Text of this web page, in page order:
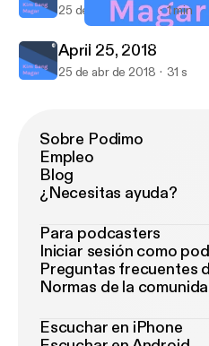
Kim Sang Magar
25 de abr de 2018 1 min
April 25, 2018
25 de abr de 2018 31 s
Sobre Podimo
Empleo
Blog
¿Necesitas ayuda?
Para podcasters
Iniciar sesión como
Preguntas frecuentes
Normas de la
Escuchar en iPhone